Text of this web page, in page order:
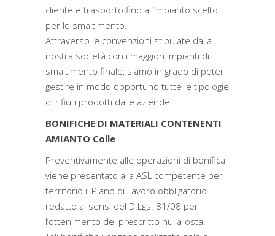
cliente e trasporto fino all’impianto scelto
per lo smaltimento.
Attraverso le convenzioni stipulate dalla
nostra società con i maggiori impianti di
smaltimento finale, siamo in grado di poter
gestire in modo opportuno tutte le tipologie
di rifiuti prodotti dalle aziende.
BONIFICHE DI MATERIALI CONTENENTI
AMIANTO Colle
Preventivamente alle operazioni di bonifica
viene presentato alla ASL competente per
territorio il Piano di Lavoro obbligatorio
redatto ai sensi del D.Lgs. 81/08 per
l’ottenimento del prescritto nulla-osta.